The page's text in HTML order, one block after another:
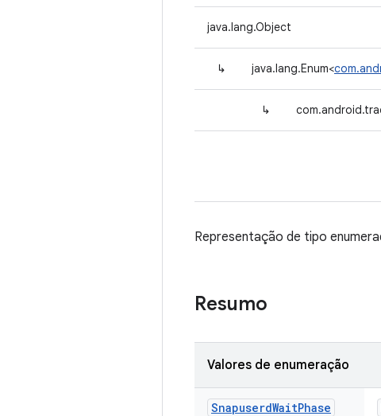
java.lang.Object
↳ java.lang.Enum<
↳
Representação de tipo
Resumo
Valores de enumeração
SnapuserdWaitPhase